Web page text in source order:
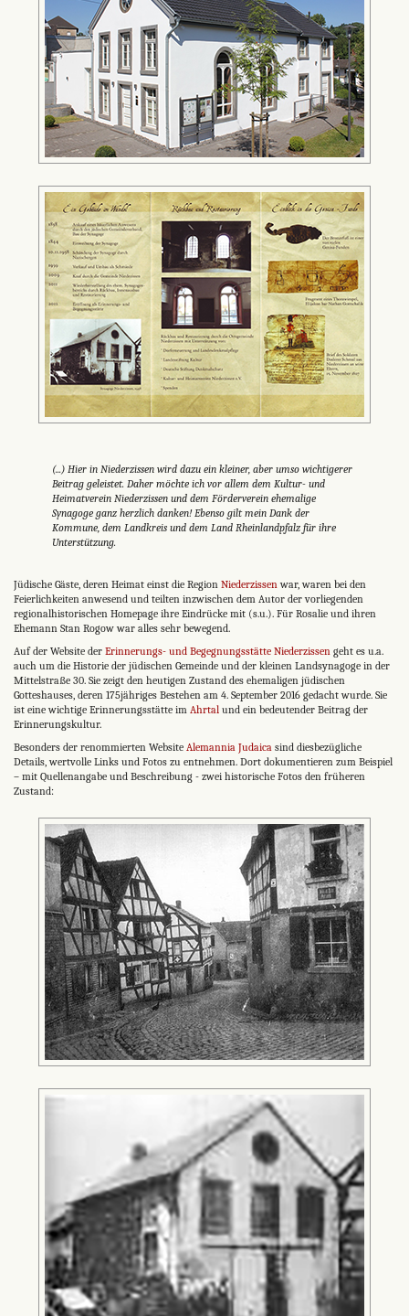
(...) Hier in Niederzissen wird dazu ein kleiner, aber umso wichtigerer
Beitrag geleistet. Daher möchte ich vor allem dem Kultur- und
Heimatverein Niederzissen und dem Förderverein ehemalige
Synagoge ganz herzlich danken! Ebenso gilt mein Dank der
Kommune, dem Landkreis und dem Land Rheinlandpfalz für ihre
Unterstützung.
Jüdische Gäste, deren Heimat einst die Region Niederzissen war, waren bei den
Feierlichkeiten anwesend und teilten inzwischen dem Autor der vorliegenden
regionalhistorischen Homepage ihre Eindrücke mit (s.u.). Für Rosalie und ihren
Ehemann Stan Rogow war alles sehr bewegend.
Auf der Website der Erinnerungs- und Begegnungsstätte Niederzissen geht es u.a.
auch um die Historie der jüdischen Gemeinde und der kleinen Landsynagoge in der
Mittelstraße 30. Sie zeigt den heutigen Zustand des ehemaligen jüdischen
Gotteshauses, deren 175jähriges Bestehen am 4. September 2016 gedacht wurde. Sie
ist eine wichtige Erinnerungsstätte im Ahrtal und ein bedeutender Beitrag der
Erinnerungskultur.
Besonders der renommierten Website Alemannia Judaica sind diesbezügliche
Details, wertvolle Links und Fotos zu entnehmen. Dort dokumentieren zum Beispiel
– mit Quellenangabe und Beschreibung - zwei historische Fotos den früheren
Zustand: